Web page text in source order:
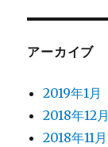
アーカイブ
2019年1月
2018年12月
2018年11月